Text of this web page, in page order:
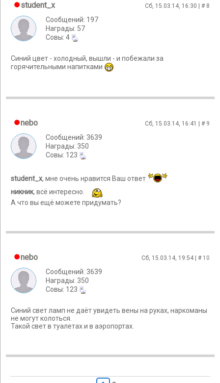
student_x Сб, 15.03.14, 16:30 | # 8
Сообщений: 197
Награды: 57
Cовы: 4
Синий цвет - холодный, вышли - и побежали за
горячительными напитками
nebo Сб, 15.03.14, 16:41 | # 9
Сообщений: 3639
Награды: 350
Cовы: 123
student_x, мне очень нравится Ваш ответ
никник, всё интересно.
А что вы ещё можете придумать?
nebo Сб, 15.03.14, 19:54 | # 10
Сообщений: 3639
Награды: 350
Cовы: 123
Синий свет ламп не даёт увидеть вены на руках, наркоманы
не могут колоться.
Такой свет в туалетах и в аэропортах.